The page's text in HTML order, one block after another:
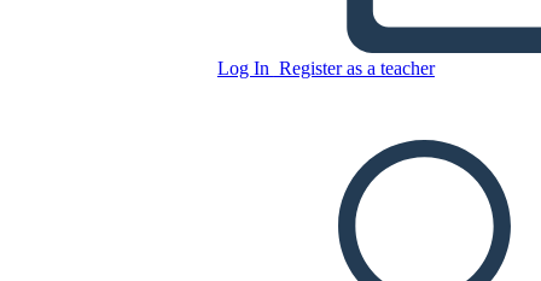
Log In Register as a teacher
Biografía del Jefe Joseph
CREATE A STORYBOARD
PLAY SLIDESHOW
READ TO ME